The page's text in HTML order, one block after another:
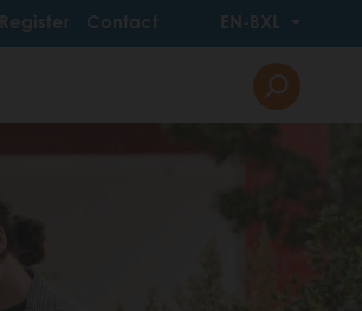
Register Contact EN-BXL